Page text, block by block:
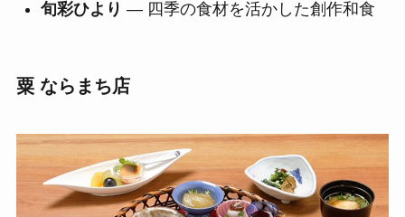
旬彩ひより — 四季の食材を活かした創作和食
粟 ならまち店